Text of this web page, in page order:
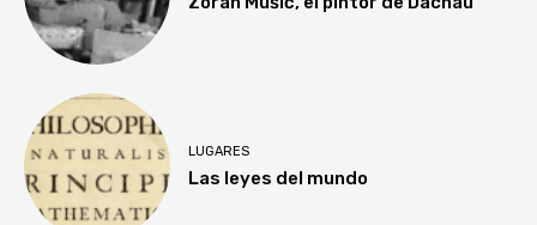
LUGARES
Las leyes del mundo